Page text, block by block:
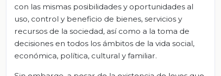
con las mismas posibilidades y oportunidades al
uso, control y beneficio de bienes, servicios y
recursos de la sociedad, así como a la toma de
decisiones en todos los ámbitos de la vida social,
económica, política, cultural y familiar.